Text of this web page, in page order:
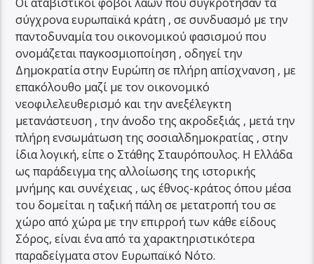
σύγχρονα ευρωπαϊκά κράτη , σε συνδυασμό με την
παντοδυναμία του οικονομικού φασισμού που
ονομάζεται παγκοσμιοποίηση , οδηγεί την
Δημοκρατία στην Ευρώπη σε πλήρη απίσχνανση , με
επακόλουθο μαζί με τον οικονομικό
νεοφιλελευθερισμό και την ανεξέλεγκτη
μετανάστευση , την άνοδο της ακροδεξιάς , μετά την
πλήρη ενσωμάτωση της σοσιαλδημοκρατίας , στην
ίδια λογική, είπε ο Στάθης Σταυρόπουλος. Η Ελλάδα
ως παράδειγμα της αλλοίωσης της ιστορικής
μνήμης και συνέχειας , ως έθνος-κράτος όπου μέσα
του δομείται η ταξική πάλη σε μετατροπή του σε
χώρο από χώρα με την επιρροή των κάθε είδους
Σόρος, είναι ένα από τα χαρακτηριστικότερα
παραδείγματα στον Ευρωπαϊκό Νότο.